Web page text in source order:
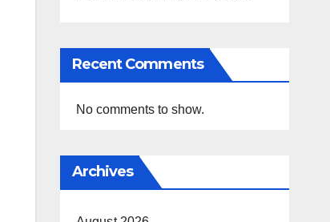
Recent Comments
No comments to show.
Archives